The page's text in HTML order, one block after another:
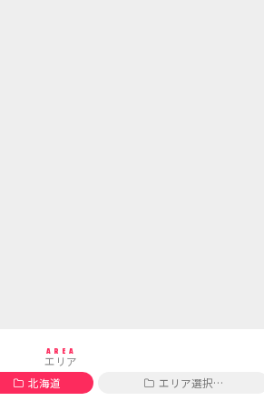
AREA
エリア
北海道 エリア選択…